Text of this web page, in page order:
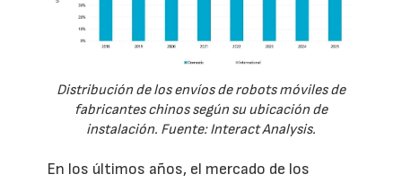
Distribución de los envíos de robots móviles de
fabricantes chinos según su ubicación de
instalación. Fuente: Interact Analysis.
En los últimos años, el mercado de los